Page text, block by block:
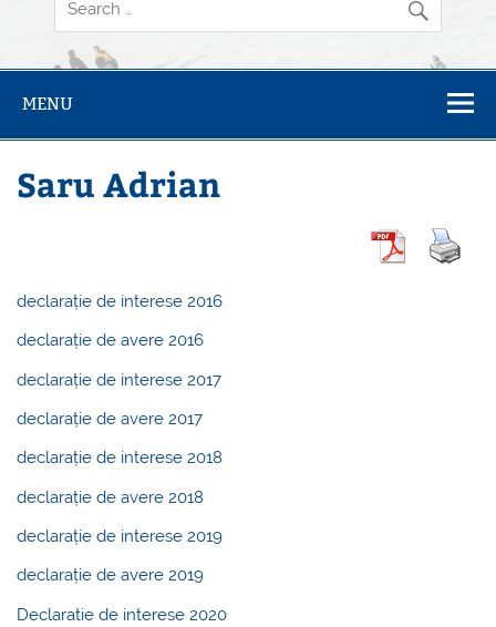
MENU
Saru Adrian
declarație de interese 2016
declarație de avere 2016
declarație de interese 2017
declarație de avere 2017
declarație de interese 2018
declarație de avere 2018
declarație de interese 2019
declarație de avere 2019
Declaratie de interese 2020